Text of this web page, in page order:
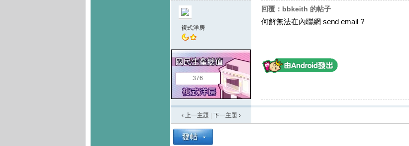
複式洋房
376
回覆：bbkeith 的帖子
何解無法在內聯網 send email ?
‹ 上一主題
下一主題 ›